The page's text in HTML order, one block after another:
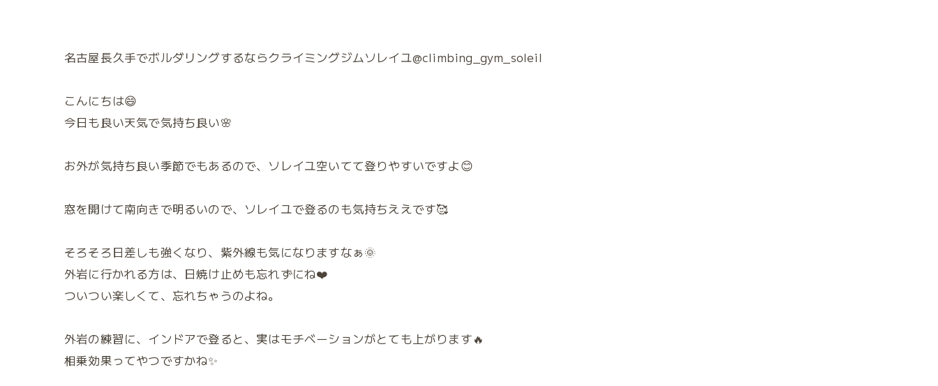
名古屋長久手でボルダリングするならクライミングジムソレイユ@climbing_gym_soleil
こんにちは😄
今日も良い天気で気持ち良い🌸
お外が気持ち良い季節でもあるので、ソレイユ空いてて登りやすいですよ😊
窓を開けて南向きで明るいので、ソレイユで登るのも気持ちええです🥰
そろそろ日差しも強くなり、紫外線も気になりますなぁ🌞
外岩に行かれる方は、日焼け止めも忘れずにね❤️
ついつい楽しくて、忘れちゃうのよね。
外岩の練習に、インドアで登ると、実はモチベーションがとても上がります🔥
相乗効果ってやつですかね✨